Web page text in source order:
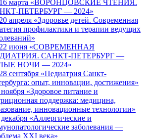
16 марта «ВОРОНЦОВСКИЕ ЧТЕНИЯ.
ПЕТЕРБУРГ — 2024»
апреля «Здоровье детей. Современная
профилактики и терапии ведущих
22 июня «СОВРЕМЕННАЯ
САНКТ-ПЕТЕРБУРГ —
НОЧИ — 2024»
сентября «Педиатрия Санкт-
опыт, инновации, достижения»
«Здоровое питание и
поддержка: медицина,
инновационные технологии»
«Аллергические и
заболевания —
XXI века»